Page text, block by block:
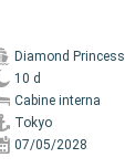
Diamond Princess
10 d
Cabine interna
Tokyo
07/05/2028